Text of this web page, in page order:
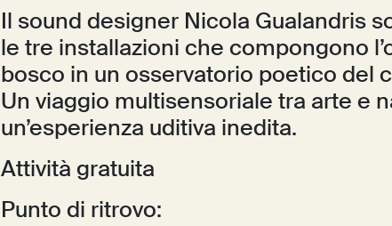
Il sound designer Nicola Gualandris
le tre installazioni che compongono
bosco in un osservatorio poetico del
Un viaggio multisensoriale tra arte e
un’esperienza uditiva inedita.
Attività gratuita
Punto di ritrovo: